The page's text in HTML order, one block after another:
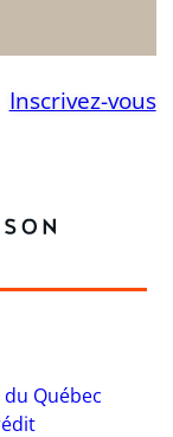
Inscrivez-vous
Québec